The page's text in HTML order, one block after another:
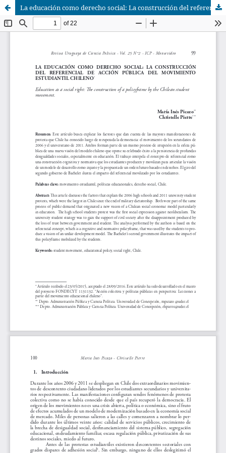
La educación como derecho social: La construcción del referencial de acción pública del movimiento estudiantil chileno